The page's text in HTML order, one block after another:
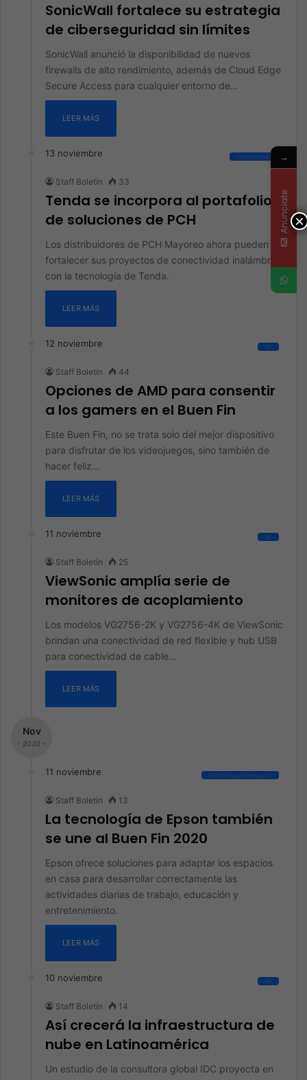
SonicWall fortalece su estrategia
de ciberseguridad sin límites
SonicWall anunció la disponibilidad de nuevos
firewalls de alto rendimiento, además de Cloud Edge
Secure Access para cualquier entorno de…
LEER MÁS
13 noviembre Conectividad
Staff Boletín 33
Tenda se incorpora al portafolio
de soluciones de PCH
Los distribuidores de PCH Mayoreo ahora pueden
fortalecer sus proyectos de conectividad inalámbrica
con la tecnología de Tenda.
LEER MÁS
12 noviembre All
Staff Boletín 44
Opciones de AMD para consentir
a los gamers en el Buen Fin
Este Buen Fin, no se trata solo del mejor dispositivo
para disfrutar de los videojuegos, sino también de
hacer feliz…
LEER MÁS
11 noviembre All
Staff Boletín 25
ViewSonic amplía serie de
monitores de acoplamiento
Los modelos VG2756-2K y VG2756-4K de ViewSonic
brindan una conectividad de red flexible y hub USB
para conectividad de cable…
LEER MÁS
Nov
- 2020 -
11 noviembre Electrónica de consumo
Staff Boletín 13
La tecnología de Epson también
se une al Buen Fin 2020
Epson ofrece soluciones para adaptar los espacios
en casa para desarrollar correctamente las
actividades diarias de trabajo, educación y
entretenimiento.
LEER MÁS
10 noviembre All
Staff Boletín 14
Así crecerá la infraestructura de
nube en Latinoamérica
Un estudio de la consultora global IDC proyecta en
×
→
Anunciate